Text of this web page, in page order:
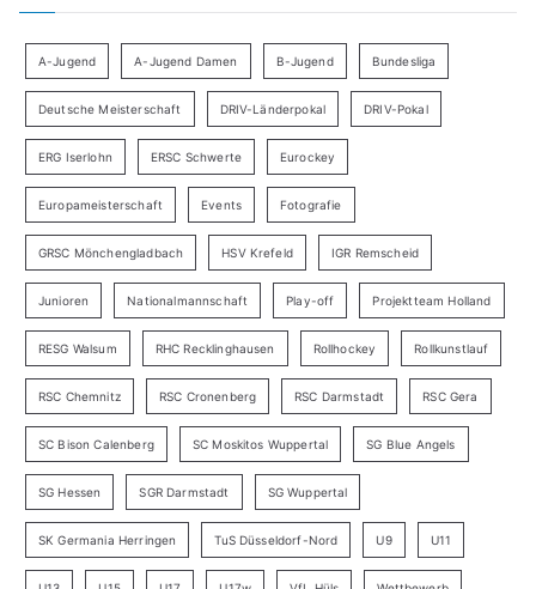
A-Jugend A-Jugend Damen B-Jugend Bundesliga
Deutsche Meisterschaft DRIV-Länderpokal DRIV-Pokal
ERG Iserlohn ERSC Schwerte Eurockey
Europameisterschaft Events Fotografie
GRSC Mönchengladbach HSV Krefeld IGR Remscheid
Junioren Nationalmannschaft Play-off Projektteam Holland
RESG Walsum RHC Recklinghausen Rollhockey Rollkunstlauf
RSC Chemnitz RSC Cronenberg RSC Darmstadt RSC Gera
SC Bison Calenberg SC Moskitos Wuppertal SG Blue Angels
SG Hessen SGR Darmstadt SG Wuppertal
SK Germania Herringen TuS Düsseldorf-Nord U9 U11